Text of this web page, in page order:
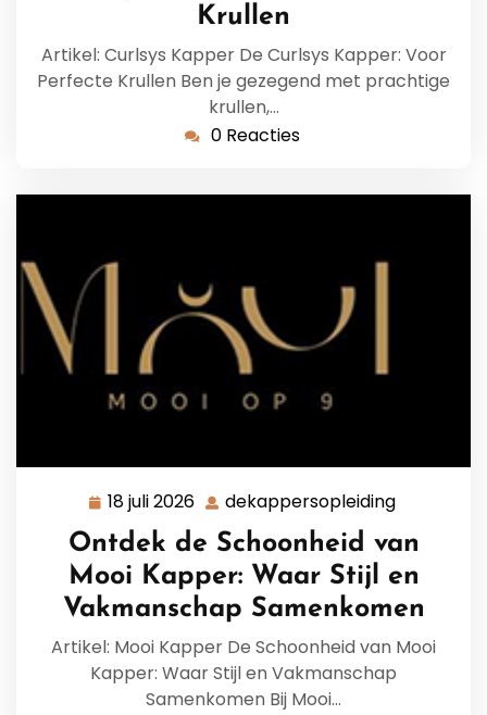
Krullen
Artikel: Curlsys Kapper De Curlsys Kapper: Voor
Perfecte Krullen Ben je gezegend met prachtige
krullen,…
0 Reacties
18 juli 2026 18
2026
dekappersopleiding
Ontdek de Schoonheid van
Mooi Kapper: Waar Stijl en
Vakmanschap Samenkomen
Artikel: Mooi Kapper De Schoonheid van Mooi
Kapper: Waar Stijl en Vakmanschap
Samenkomen Bij Mooi…